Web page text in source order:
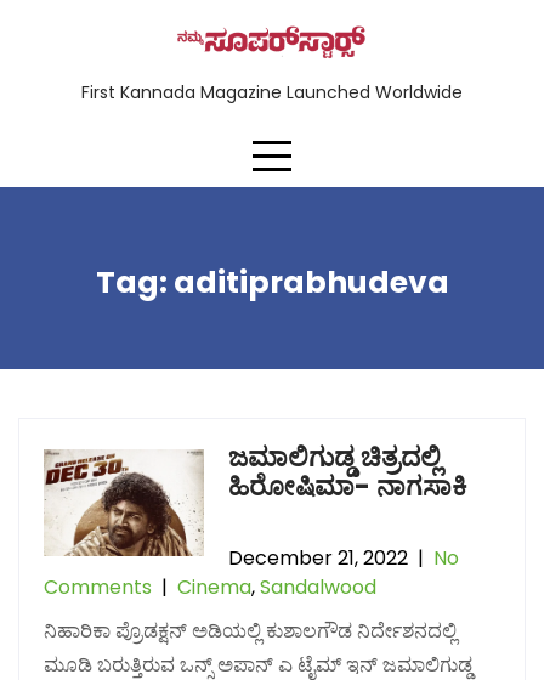
First Kannada Magazine Launched Worldwide
Tag: aditiprabhudeva
ಜಮಾಲಿಗುಡ್ಡ ಚಿತ್ರದಲ್ಲಿ
ಹಿರೋಷಿಮಾ- ನಾಗಸಾಕಿ
December 21, 2022 | No
Comments | Cinema,Sandalwood
ನಿಹಾರಿಕಾ ಪ್ರೊಡಕ್ಷನ್ ಅಡಿಯಲ್ಲಿ ಕುಶಾಲಗೌಡ ನಿರ್ದೇಶನದಲ್ಲಿ
ಮೂಡಿ ಬರುತ್ತಿರುವ ಒನ್ಸ್ ಅಪಾನ್ ಎ ಟೈಮ್ ಇನ್ ಜಮಾಲಿಗುಡ್ಡ